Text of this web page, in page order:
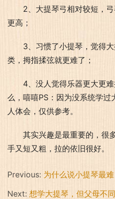
2、大提琴弓相对较短，
更高；
3、习惯了小提琴，觉得
类，拇指揉弦就更难了；
4、没人觉得乐器更大更
么，嘻嘻PS：因为没系统学过
人体会，仅供参考。
其实兴趣是最重要的，很
手又短又粗，拉的依旧很好。
Previous: 为什么说小提琴最难，
Next: 想学大提琴，但父母不